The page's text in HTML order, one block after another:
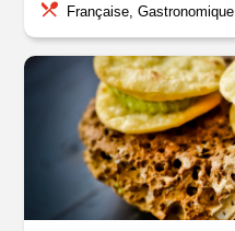
Française, Gastronomique